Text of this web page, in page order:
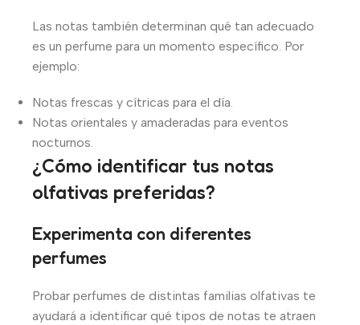
Las notas también determinan qué tan adecuado
es un perfume para un momento específico. Por
ejemplo:
Notas frescas y cítricas para el día.
Notas orientales y amaderadas para eventos
nocturnos.
¿Cómo identificar tus notas
olfativas preferidas?
Experimenta con diferentes
perfumes
Probar perfumes de distintas familias olfativas te
ayudará a identificar qué tipos de notas te atraen